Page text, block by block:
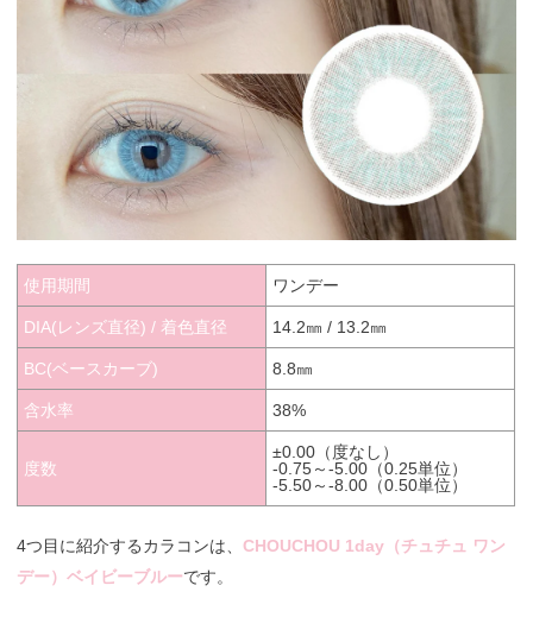
使用期間 ワンデー
DIA(レンズ直径) / 着色直径 14.2㎜ / 13.2㎜
BC(ベースカーブ) 8.8㎜
含水率 38%
度数
±0.00（度なし）
-0.75～-5.00（0.25単位）
-5.50～-8.00（0.50単位）
4つ目に紹介するカラコンは、CHOUCHOU 1day（チュチュ ワン
デー）ベイビーブルーです。